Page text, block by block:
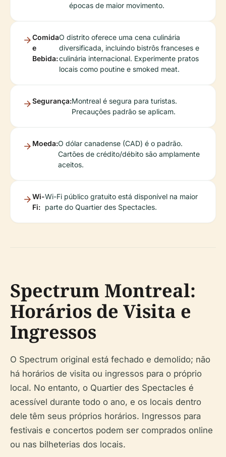
épocas de maior movimento.
Comida
e
Bebida:
O distrito oferece uma cena culinária
diversificada, incluindo bistrôs franceses e
culinária internacional. Experimente pratos
locais como poutine e smoked meat.
Segurança:Montreal é segura para turistas.
Precauções padrão se aplicam.
Moeda:O dólar canadense (CAD) é o padrão.
Cartões de crédito/débito são amplamente
aceitos.
Wi-
Fi:
Wi-Fi público gratuito está disponível na maior
parte do Quartier des Spectacles.
Spectrum Montreal:
Horários de Visita e
Ingressos
O Spectrum original está fechado e demolido; não
há horários de visita ou ingressos para o próprio
local. No entanto, o Quartier des Spectacles é
acessível durante todo o ano, e os locais dentro
dele têm seus próprios horários. Ingressos para
festivais e concertos podem ser comprados online
ou nas bilheterias dos locais.